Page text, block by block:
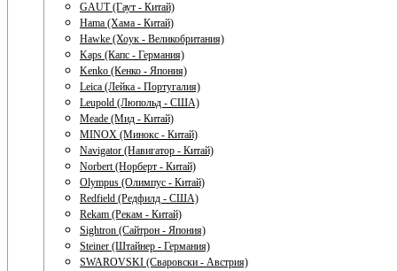
GAUT (Гаут - Китай)
Hama (Хама - Китай)
Hawke (Хоук - Великобритания)
Kaps (Капс - Германия)
Kenko (Кенко - Япония)
Leica (Лейка - Португалия)
Leupold (Люпольд - США)
Meade (Мид - Китай)
MINOX (Минокс - Китай)
Navigator (Навигатор - Китай)
Norbert (Норберт - Китай)
Olympus (Олимпус - Китай)
Redfield (Редфилд - США)
Rekam (Рекам - Китай)
Sightron (Сайтрон - Япония)
Steiner (Штайнер - Германия)
SWAROVSKI (Сваровски - Австрия)